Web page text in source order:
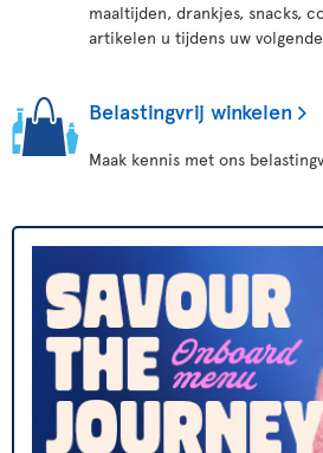
maaltijden, drankjes, snacks,
artikelen u tijdens uw
Belastingvrij winkelen
Maak kennis met ons